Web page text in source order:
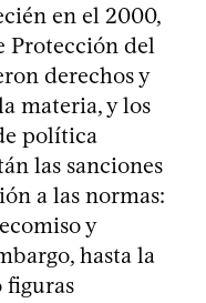
en el 2000,
Protección del
derechos y
materia, y los
política
las sanciones
a las normas:
y
hasta la
figuras